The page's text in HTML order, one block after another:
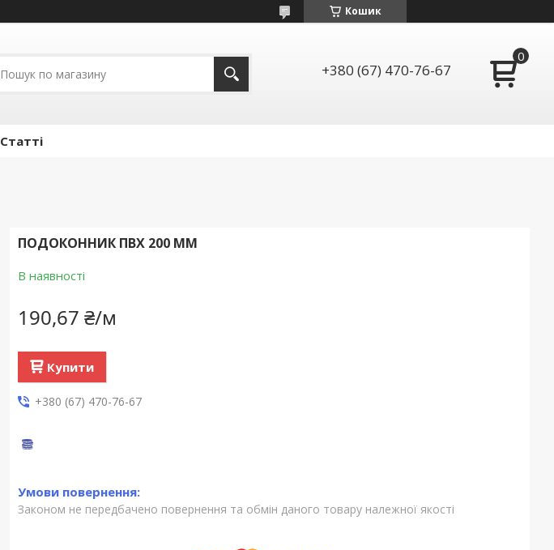
Кошик
+380 (67) 470-76-67
Статті
ПОДОКОННИК ПВХ 200 ММ
В наявності
190,67 ₴/м
Купити
+380 (67) 470-76-67
Законом не передбачено повернення та обмін даного товару належної якості